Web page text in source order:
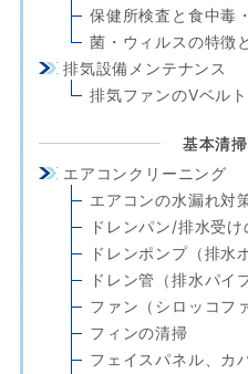
保健所検査と食中毒
菌・ウィルスの特徴
排気設備メンテナンス
排気ファンのVベル
基本清
エアコンクリーニング
エアコンの水漏れ対
ドレンパン/排水受け
ドレンポンプ（排水
ドレン管（排水パイ
ファン（シロッコフ
フィンの清掃
フェイスパネル、カ